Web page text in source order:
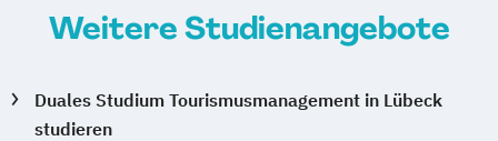
Weitere Studienangebote
Duales Studium Tourismusmanagement in Lübeck
studieren